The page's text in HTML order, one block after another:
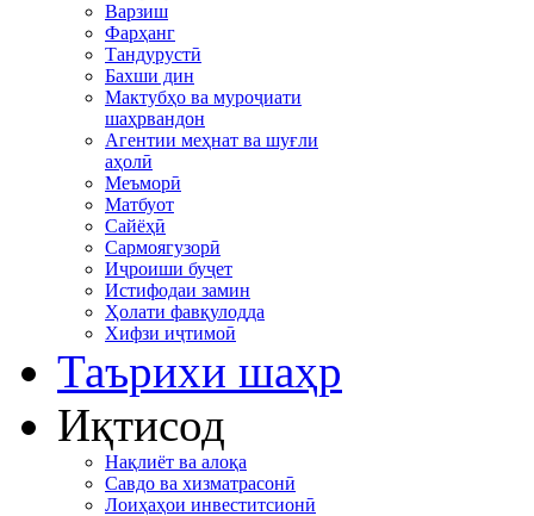
Варзиш
Фарҳанг
Тандурустӣ
Бахши дин
Мактубҳо ва муроҷиати
шаҳрвандон
Агентии меҳнат ва шуғли
аҳолӣ
Меъморӣ
Матбуот
Сайёҳӣ
Сармоягузорӣ
Иҷроиши буҷет
Истифодаи замин
Ҳолати фавқулодда
Хифзи иҷтимоӣ
Таърихи шаҳр
Иқтисод
Нақлиёт ва алоқа
Савдо ва хизматрасонӣ
Лоиҳаҳои инвеститсионӣ